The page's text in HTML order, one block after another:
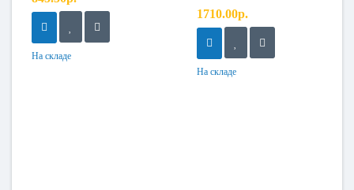
На складе
1710.00р.
На складе